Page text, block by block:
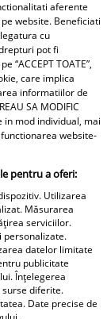
la
și
centrul
lui Nea
aferente
website. Beneficiati
cu
pot fi
“ACCEPT TOATE”,
care implica
informatiilor de
SA MODIFIC
in mod individual, mai
website-
pentru a oferi:
Utilizarea
Măsurarea
serviciilor.
datelor limitate
publicitate
Înțelegerea
diferite.
Date precise de